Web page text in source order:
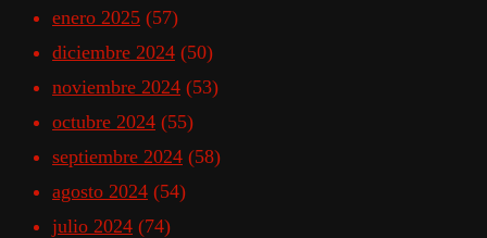
enero 2025 (57)
diciembre 2024 (50)
noviembre 2024 (53)
octubre 2024 (55)
septiembre 2024 (58)
agosto 2024 (54)
julio 2024 (74)